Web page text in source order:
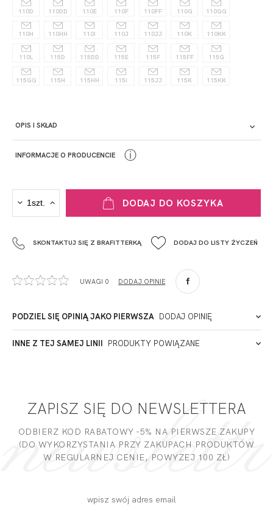
110D 110DD 110E 110F 110FF 110G 110GG
110H 110HH 110I 110J 110JJ 110K 110KK
110L 115D 115DD 115E 115F 115FF 115G
115GG 115H 115HH 115I 115JJ 115K 115KK
OPIS I SKŁAD
INFORMACJE O PRODUCENCIE
Fashiontex Group Sp.z o.o. Spółka komandytowa
+48 42 719 43 15
90-057
Polska
ADRES PUNKTU KONTAKTOWEGO
ⓘ
DODAJ DO KOSZYKA
SKONTAKTUJ SIĘ Z BRAFITTERKĄ DODAJ DO LISTY ŻYCZEŃ
UWAGI 0 DODAJ OPINIĘ
PODZIEL SIĘ OPINIĄ JAKO PIERWSZA DODAJ OPINIĘ
Miałeś już kontakt z naszym produktem? Zostaw opinię
INNE Z TEJ SAMEJ LINII PRODUKTY POWIĄZANE
ZAPISZ SIĘ DO NEWSLETTERA
ODBIERZ KOD RABATOWY -5% NA PIERWSZE ZAKUPY
(DO WYKORZYSTANIA PRZY ZAKUPACH PRODUKTÓW
W REGULARNEJ CENIE, POWYZEJ 100 ZŁ)